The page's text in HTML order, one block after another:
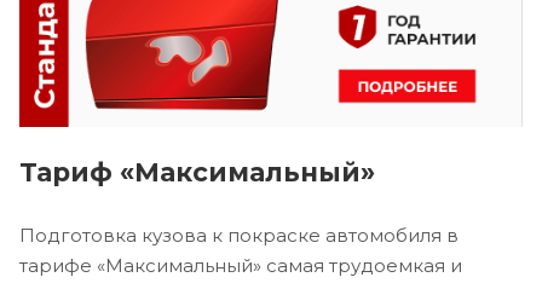
Тариф «Максимальный»
Подготовка кузова к покраске автомобиля в
тарифе «Максимальный» самая трудоемкая и